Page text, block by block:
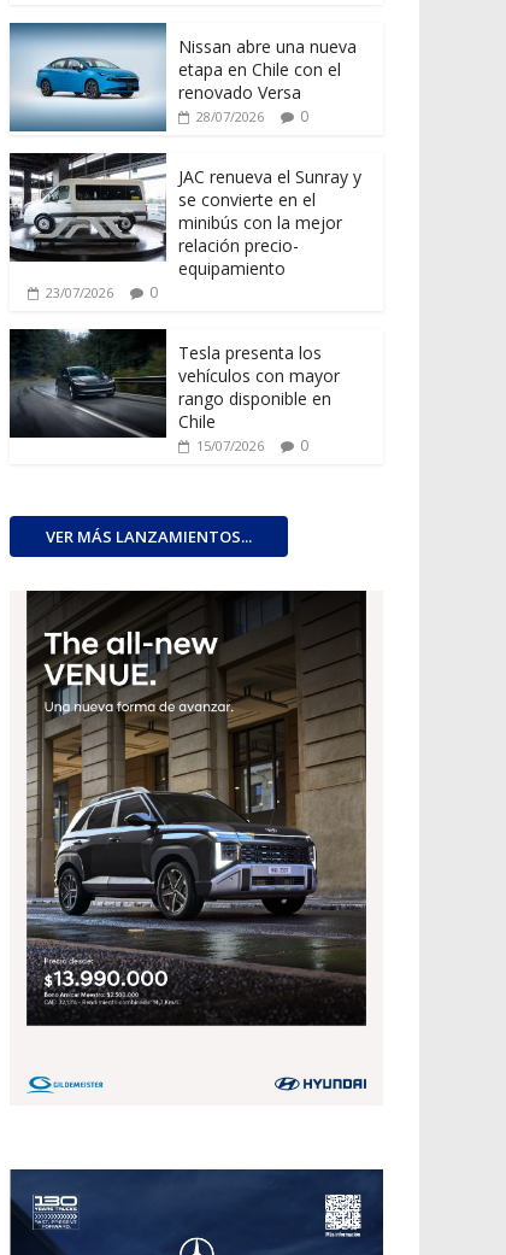
Nissan abre una nueva
etapa en Chile con el
renovado Versa
28/07/2026 0
JAC renueva el Sunray y
se convierte en el
minibús con la mejor
relación precio-
equipamiento
23/07/2026 0
Tesla presenta los
vehículos con mayor
rango disponible en
Chile
15/07/2026 0
VER MÁS LANZAMIENTOS...